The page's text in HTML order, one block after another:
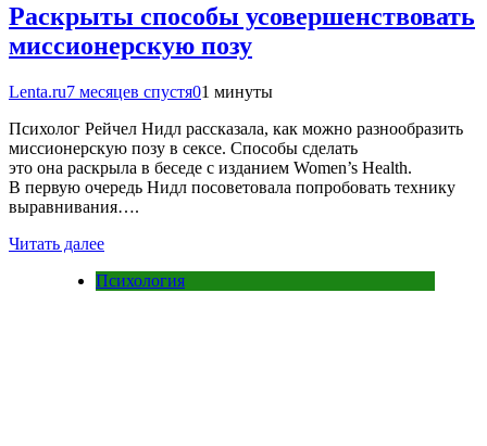
Раскрыты способы усовершенствовать
миссионерскую позу
Lenta.ru7 месяцев спустя01 минуты
Психолог Рейчел Нидл рассказала, как можно разнообразить
миссионерскую позу в сексе. Способы сделать
это она раскрыла в беседе с изданием Women’s Health.
В первую очередь Нидл посоветовала попробовать технику
выравнивания….
Читать далее
Психология